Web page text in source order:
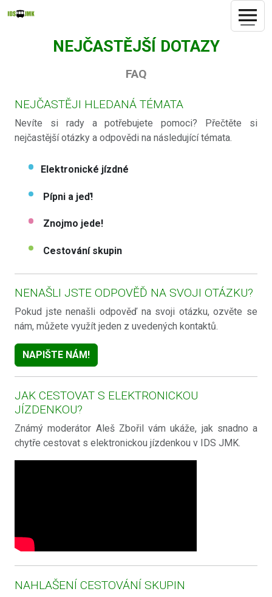
NEJČASTĚJŠÍ DOTAZY
FAQ
NEJČASTĚJI HLEDANÁ TÉMATA
Nevíte si rady a potřebujete pomoci? Přečtěte si
nejčastější otázky a odpovědi na následující témata.
Elektronické jízdné
Pípni a jeď!
Znojmo jede!
Cestování skupin
NENAŠLI JSTE ODPOVĚĎ NA SVOJI OTÁZKU?
Pokud jste nenašli odpověď na svoji otázku, ozvěte se
nám, můžete využít jeden z uvedených kontaktů.
NAPIŠTE NÁM!
JAK CESTOVAT S ELEKTRONICKOU
JÍZDENKOU?
Známý moderátor Aleš Zbořil vám ukáže, jak snadno a
chytře cestovat s elektronickou jízdenkou v IDS JMK.
NAHLAŠENÍ CESTOVÁNÍ SKUPIN